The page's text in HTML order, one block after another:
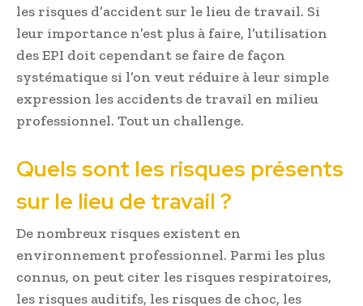
les risques d’accident sur le lieu de travail. Si
leur importance n’est plus à faire, l’utilisation
des EPI doit cependant se faire de façon
systématique si l’on veut réduire à leur simple
expression les accidents de travail en milieu
professionnel. Tout un challenge.
Quels sont les risques présents
sur le lieu de travail ?
De nombreux risques existent en
environnement professionnel. Parmi les plus
connus, on peut citer les risques respiratoires,
les risques auditifs, les risques de choc, les